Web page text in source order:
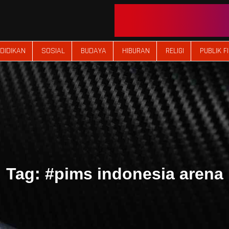
SOSIAL BUDAYA HIBURAN RELIGI PUBLIK
Tag: #pims indonesia arena